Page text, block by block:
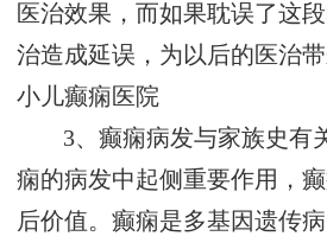
医治效果，而如果耽误了这
治造成延误，为以后的医治带
小儿癫痫医院
3、癫痫病发与家族史有
痫的病发中起侧重要作用，
后价值。癫痫是多基因遗传